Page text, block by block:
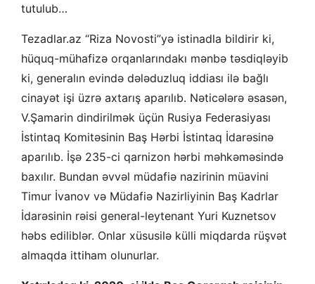
tutulub…
Tezadlar.az “Riza Novosti”yə istinadla bildirir ki,
hüquq-mühafizə orqanlarındakı mənbə təsdiqləyib
ki, generalın evində dələduzluq iddiası ilə bağlı
cinayət işi üzrə axtarış aparılıb. Nəticələrə əsasən,
V.Şamarin dindirilmək üçün Rusiya Federasiyası
İstintaq Komitəsinin Baş Hərbi İstintaq İdarəsinə
aparılıb. İşə 235-ci qarnizon hərbi məhkəməsində
baxılır. Bundan əvvəl müdafiə nazirinin müavini
Timur İvanov və Müdafiə Nazirliyinin Baş Kadrlar
İdarəsinin rəisi general-leytenant Yuri Kuznetsov
həbs ediliblər. Onlar xüsusilə külli miqdarda rüşvət
almaqda ittiham olunurlar.